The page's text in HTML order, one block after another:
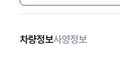
차량정보사양정보